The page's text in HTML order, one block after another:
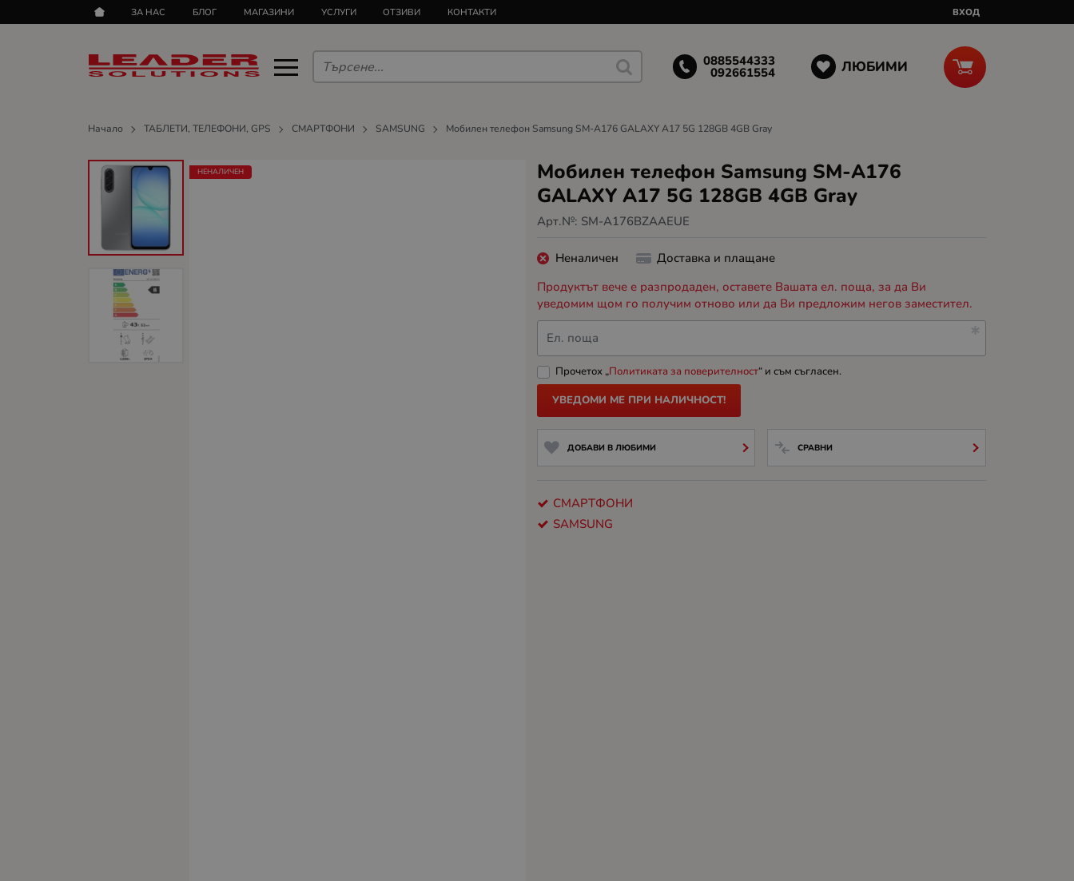
ЗА НАС БЛОГ МАГАЗИНИ УСЛУГИ ОТЗИВИ КОНТАКТИ ВХОД
0885544333
092661554 ЛЮБИМИ
Начало ТАБЛЕТИ, ТЕЛЕФОНИ, GPS СМАРТФОНИ SAMSUNG Мобилен телефон Samsung SM-A176 GALAXY A17 5G 128GB 4GB Gray
Мобилен телефон Samsung SM-A176
GALAXY A17 5G 128GB 4GB Gray
Арт.№: SM-A176BZAAEUE
НЕНАЛИЧЕН
Неналичен
Доставка и плащане
Продуктът вече е разпродаден, оставете Вашата ел. поща, за да Ви
уведомим щом го получим отново или да Ви предложим негов заместител.
Ел. поща
Прочетох „Политиката за поверителност“ и съм съгласен.
УВЕДОМИ МЕ ПРИ НАЛИЧНОСТ!
ДОБАВИ В ЛЮБИМИ СРАВНИ
СМАРТФОНИ
SAMSUNG